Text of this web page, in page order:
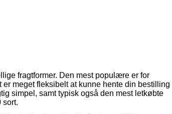
fragtformer. Den mest populære er for
meget fleksibelt at kunne hente din bestilling
simpel, samt typisk også den mest letkøbte
sort.